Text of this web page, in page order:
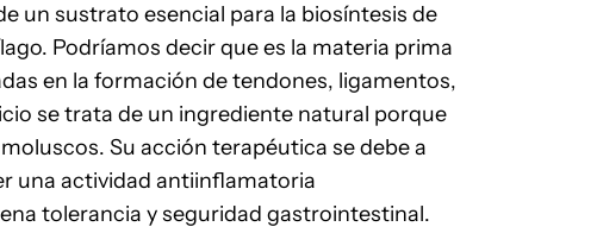
un sustrato esencial para la biosíntesis de
Podríamos decir que es la materia prima
en la formación de tendones, ligamentos,
se trata de un ingrediente natural porque
Su acción terapéutica se debe a
una actividad antiinflamatoria
tolerancia y seguridad gastrointestinal.